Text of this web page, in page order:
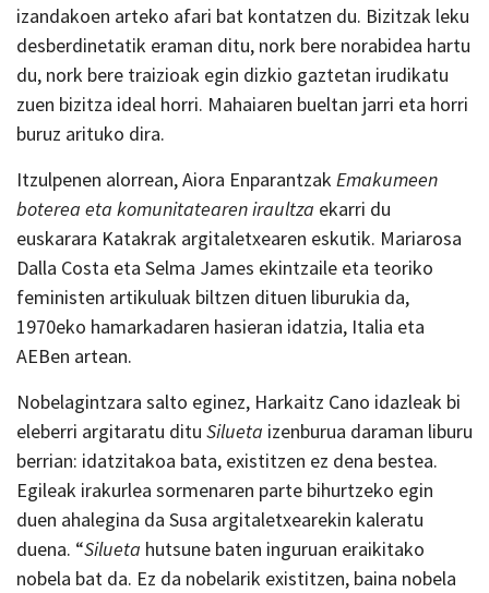
izandakoen arteko afari bat kontatzen du. Bizitzak leku
desberdinetatik eraman ditu, nork bere norabidea hartu
du, nork bere traizioak egin dizkio gaztetan irudikatu
zuen bizitza ideal horri. Mahaiaren bueltan jarri eta horri
buruz arituko dira.
Itzulpenen alorrean, Aiora Enparantzak Emakumeen
boterea eta komunitatearen iraultza ekarri du
euskarara Katakrak argitaletxearen eskutik. Mariarosa
Dalla Costa eta Selma James ekintzaile eta teoriko
feministen artikuluak biltzen dituen liburukia da,
1970eko hamarkadaren hasieran idatzia, Italia eta
AEBen artean.
Nobelagintzara salto eginez, Harkaitz Cano idazleak bi
eleberri argitaratu ditu Silueta izenburua daraman liburu
berrian: idatzitakoa bata, existitzen ez dena bestea.
Egileak irakurlea sormenaren parte bihurtzeko egin
duen ahalegina da Susa argitaletxearekin kaleratu
duena. “Silueta hutsune baten inguruan eraikitako
nobela bat da. Ez da nobelarik existitzen, baina nobela